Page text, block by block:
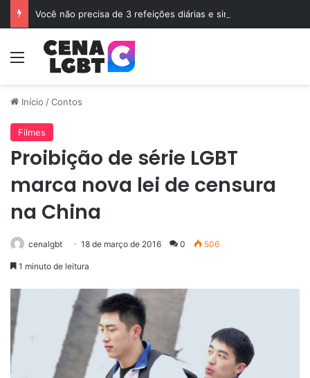
Você não precisa de 3 refeições diárias e sim de Jejum
Menu
Início /Contos
Filmes
Proibição de série LGBT
marca nova lei de censura
na China
cenalgbt 18 de março de 2016 0 506
1 minuto de leitura